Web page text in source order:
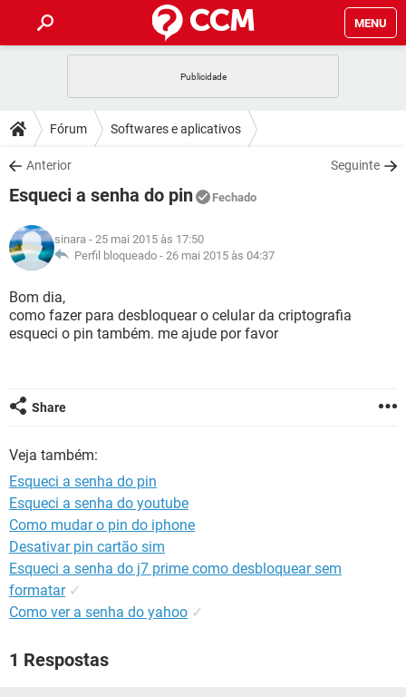
MENU
CELULAR FACEBOOK
OUTLOOK
INSTAGRAM GMAIL
GUIA DE COMPRAS
DICAS
JOGOS WHATSAPP
INSTAGRAM
GUIA DE COMPRAS
DOWNLOADS
JOGOS WHATSAPP
CELULAR
OUTLOOK EXCEL
INSTAGRAM
GUIA DE COMPRAS
FÓRUM
JOGOS
CELULAR
OUTLOOK
INSTAGRAM GMAIL
GLOSSÁRIO
JOGOS
CELULAR FACEBOOK
GUIA DE COMPRAS
Fórum Softwares e aplicativos
Anterior Seguinte
Esqueci a senha do pin Fechado
sinara - 25 mai 2015 às 17:50
Perfil bloqueado - 26 mai 2015 às 04:37
Bom dia,
como fazer para desbloquear o celular da criptografia
esqueci o pin também. me ajude por favor
Share
Veja também:
Esqueci a senha do pin
Esqueci a senha do youtube
Como mudar o pin do iphone
Desativar pin cartão sim
Esqueci a senha do j7 prime como desbloquear sem
formatar ✓
Como ver a senha do yahoo ✓
1 Respostas